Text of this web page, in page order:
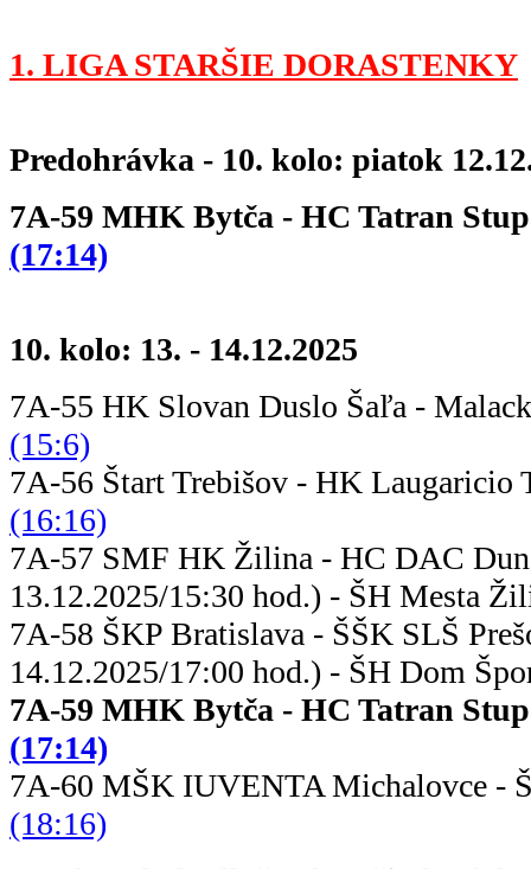
1. LIGA STARŠIE DORASTENKY
Predohrávka - 10. kolo: piatok
7A-59 MHK Bytča - HC
(17:14)
10. kolo: 13. - 14.12.2025
7A-55 HK Slovan Duslo Šaľa -
(15:6)
7A-56 Štart Trebišov - HK
(16:16)
7A-57 SMF HK Žilina - HC DAC
13.12.2025/15:30 hod.) - ŠH Mesta
7A-58 ŠKP Bratislava - ŠŠK
14.12.2025/17:00 hod.) - ŠH Dom
7A-59 MHK Bytča - HC
(17:14)
7A-60 MŠK IUVENTA Michalovce -
(18:16)